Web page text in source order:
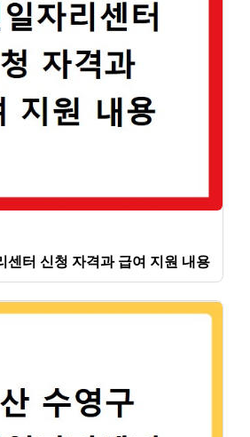
센터 신청 자격과 급여 지원 내용